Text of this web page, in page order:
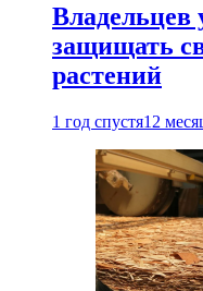
Владельцев
защищать
растений
1 год спустя12